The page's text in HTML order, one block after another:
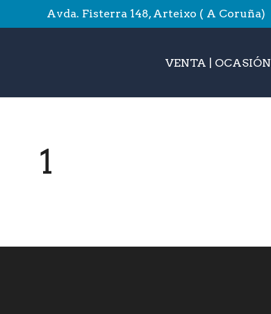
Avda. Fisterra 148, Arteixo ( A Coruña)
VENTA | OCASIÓN
1